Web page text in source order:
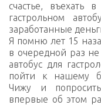
счастье,
гастрольном
заработанные
Я помню лет 15
в очередной раз
автобус для
пойти к нашему
Чижу и
впервые об этом